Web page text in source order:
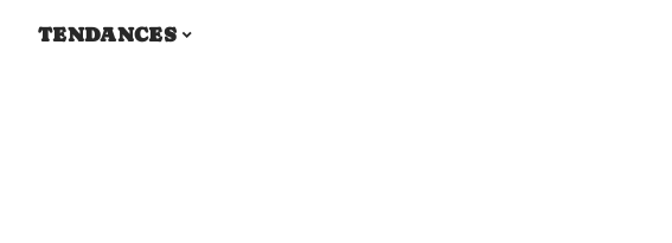
TENDANCES